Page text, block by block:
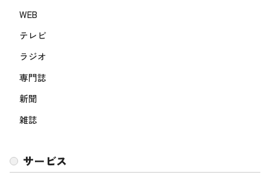
WEB
テレビ
ラジオ
専門誌
新聞
雑誌
サービス